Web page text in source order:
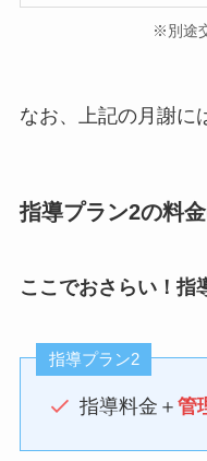
※別途
なお、上記の月謝に
指導プラン2の料
ここでおさらい！指
指導プラン2
指導料金＋ 管